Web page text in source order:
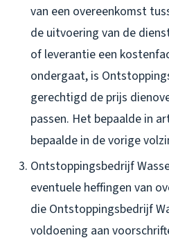
van een overeenkomst
de uitvoering van de
of leverantie een
ondergaat, is
gerechtigd de prijs
passen. Het bepaalde in
bepaalde in de vorige
Ontstoppingsbedrijf
eventuele heffingen van
die Ontstoppingsbedrijf
voldoening aan